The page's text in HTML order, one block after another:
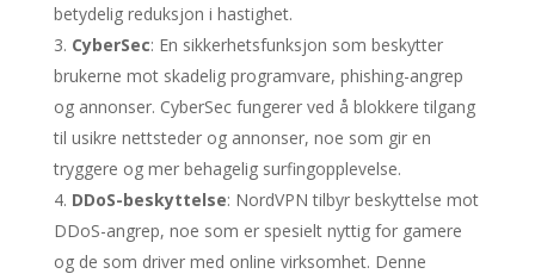
betydelig reduksjon i hastighet.
CyberSec: En sikkerhetsfunksjon som beskytter
brukerne mot skadelig programvare, phishing-angrep
og annonser. CyberSec fungerer ved å blokkere tilgang
til usikre nettsteder og annonser, noe som gir en
tryggere og mer behagelig surfingopplevelse.
DDoS-beskyttelse: NordVPN tilbyr beskyttelse mot
DDoS-angrep, noe som er spesielt nyttig for gamere
og de som driver med online virksomhet. Denne